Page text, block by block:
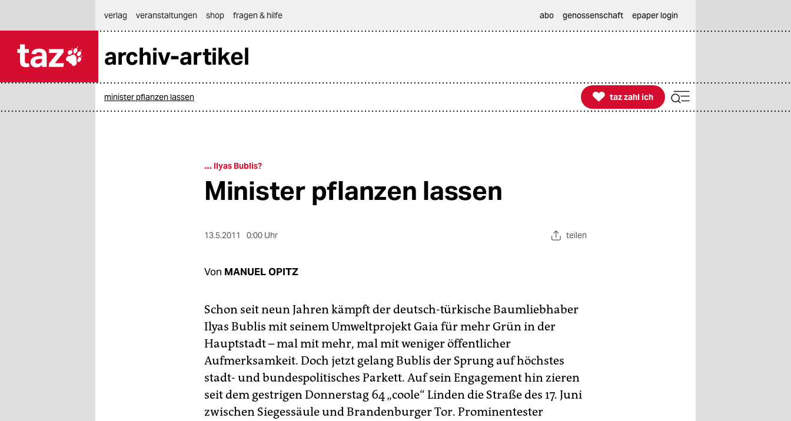
themen
verlag
veranstaltungen shop fragen & hilfe abo genossenschaft epaper login
archiv-artikel
minister pflanzen lassen 
taz zahl ich
taz zahl ich
… Ilyas Bublis?
Minister pflanzen lassen
13.5.2011 0:00 Uhr teilen
Von MANUEL OPITZ
Schon seit neun Jahren kämpft der deutsch-türkische Baumliebhaber
Ilyas Bublis mit seinem Umweltprojekt Gaia für mehr Grün in der
Hauptstadt – mal mit mehr, mal mit weniger öffentlicher
Aufmerksamkeit. Doch jetzt gelang Bublis der Sprung auf höchstes
stadt- und bundespolitisches Parkett. Auf sein Engagement hin zieren
seit dem gestrigen Donnerstag 64 „coole“ Linden die Straße des 17. Juni
zwischen Siegessäule und Brandenburger Tor. Prominentester